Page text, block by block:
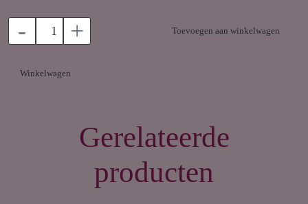
- + Toevoegen aan winkelwagen
Winkelwagen
Gerelateerde
producten